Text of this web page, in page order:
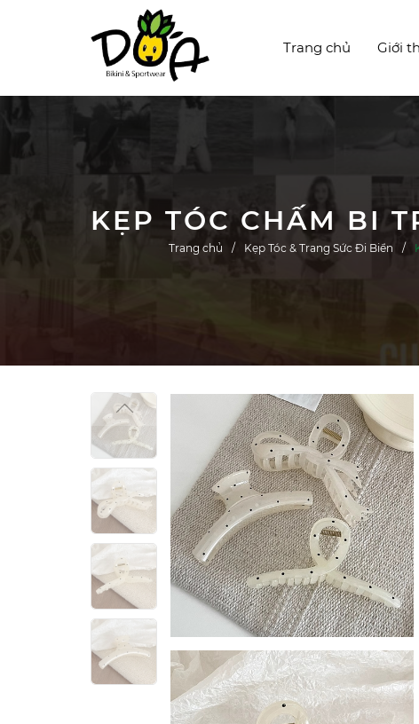
Trang chủ Giới
Trang chủ Kẹp Tóc & Trang Sức Đi Biển